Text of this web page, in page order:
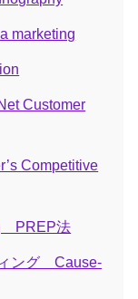
marketing
Customer
Competitive
PREP法
ング Cause-